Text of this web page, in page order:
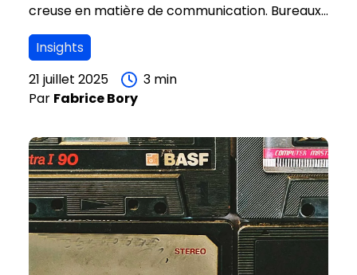
creuse en matière de communication. Bureaux
en mode ralenti, collaborateurs en congés,
consommateurs moins attentifs… Autant de
signaux qui poussent de nombreuses marques à
réduire, voire suspendre leurs prises de parole.
?
Insights
21 juillet 2025
3 min
Par FabriceBory